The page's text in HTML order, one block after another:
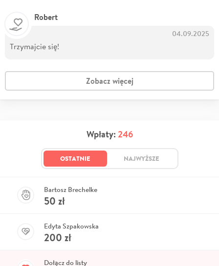
Robert
04.09.2025
Trzymajcie się!
Zobacz więcej
Wpłaty: 246
OSTATNIE NAJWYŻSZE
Bartosz Brechelke
50 zł
Edyta Szpakowska
200 zł
Dołącz do listy